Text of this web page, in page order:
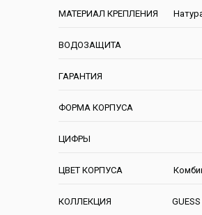
МАТЕРИАЛ КРЕПЛЕНИЯ
ВОДОЗАЩИТА
ГАРАНТИЯ
ФОРМА КОРПУСА
ЦИФРЫ
ЦВЕТ КОРПУСА
КОЛЛЕКЦИЯ